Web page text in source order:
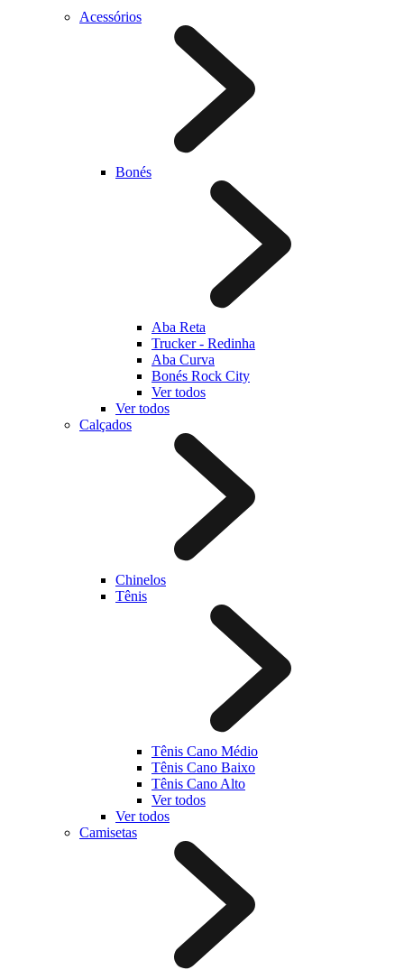
Acessórios
Bonés
Aba Reta
Trucker - Redinha
Aba Curva
Bonés Rock City
Ver todos
Ver todos
Calçados
Chinelos
Tênis
Tênis Cano Médio
Tênis Cano Baixo
Tênis Cano Alto
Ver todos
Ver todos
Camisetas